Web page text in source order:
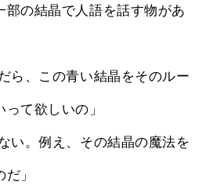
部の結晶で人語を話す物があ
って欲しいの」
」